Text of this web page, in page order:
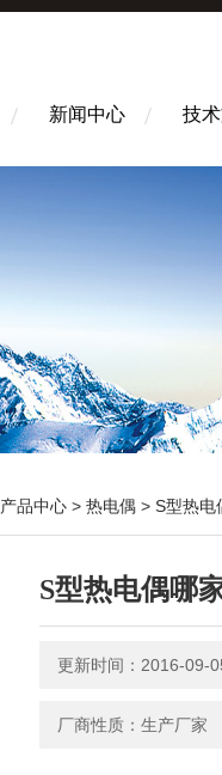
新闻中心 技
产品中心 > 热电偶 > S型热电
S型热电偶哪
更新时间：2016-09-
厂商性质：生产厂家